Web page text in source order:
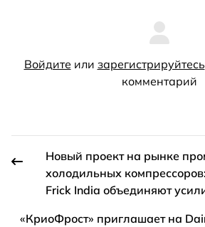
Войдите или зарегистрируйтесь
комментарий
Новый проект на рынке
холодильных
Frick India объединяют
«КриоФрост» приглашает на